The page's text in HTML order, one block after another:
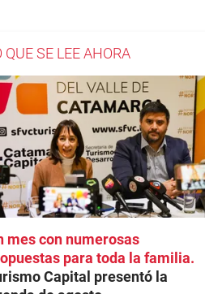
QUE SE LEE AHORA
mes con numerosas
para toda la familia
Capital presentó la